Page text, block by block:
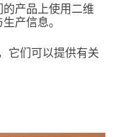
产品上使用二维
产信息。
它们可以提供有关